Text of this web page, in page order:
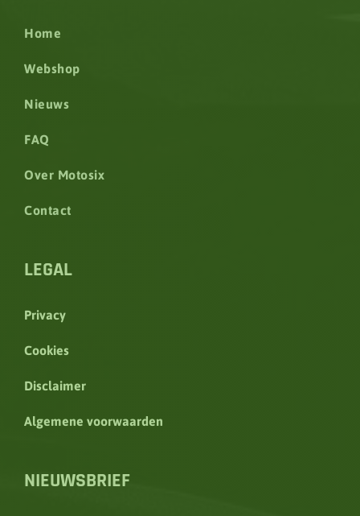
Home
Webshop
Nieuws
FAQ
Over Motosix
Contact
LEGAL
Privacy
Cookies
Disclaimer
Algemene voorwaarden
NIEUWSBRIEF